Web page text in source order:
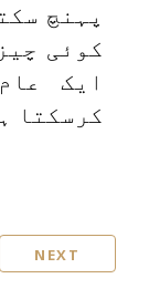
پہنچ
کوئی
ایک
کرسکتا
NEXT